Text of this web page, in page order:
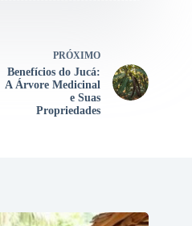
PRÓXIMO
Benefícios do Jucá:
A Árvore Medicinal
e Suas
Propriedades